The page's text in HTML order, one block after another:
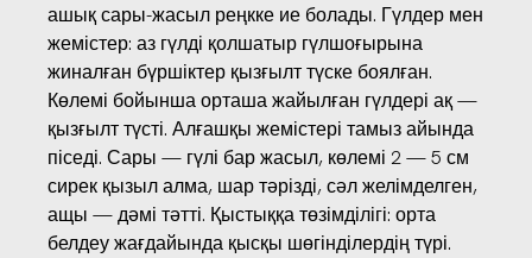
ашық сары-жасыл реңкке ие болады. Гүлдер мен
жемістер: аз гүлді қолшатыр гүлшоғырына
жиналған бүршіктер қызғылт түске боялған.
Көлемі бойынша орташа жайылған гүлдері ақ —
қызғылт түсті. Алғашқы жемістері тамыз айында
піседі. Сары — гүлі бар жасыл, көлемі 2 — 5 см
сирек қызыл алма, шар тәрізді, сәл желімделген,
ащы — дәмі тәтті. Қыстыққа төзімділігі: орта
белдеу жағдайында қысқы шөгінділердің түрі.